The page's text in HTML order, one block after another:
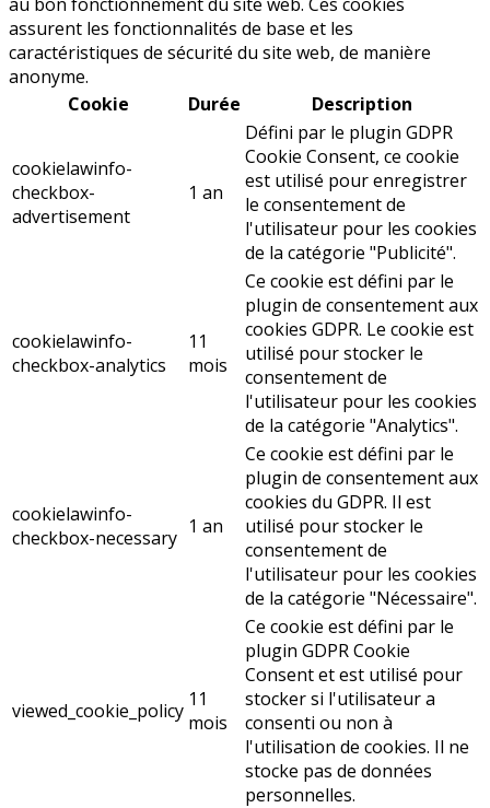
assurent les fonctionnalités de base et les
caractéristiques de sécurité du site web, de manière
anonyme.
Cookie
Durée Description
cookielawinfo-
checkbox-
advertisement
1 an
Défini par le plugin GDPR
Cookie Consent, ce cookie
est utilisé pour enregistrer
le consentement de
l'utilisateur pour les cookies
de la catégorie "Publicité".
cookielawinfo-
checkbox-analytics
11
mois
Ce cookie est défini par le
plugin de consentement aux
cookies GDPR. Le cookie est
utilisé pour stocker le
consentement de
l'utilisateur pour les cookies
de la catégorie "Analytics".
cookielawinfo-
checkbox-necessary 1 an
Ce cookie est défini par le
plugin de consentement aux
cookies du GDPR. Il est
utilisé pour stocker le
consentement de
l'utilisateur pour les cookies
de la catégorie "Nécessaire".
viewed_cookie_policy 11
mois
Ce cookie est défini par le
plugin GDPR Cookie
Consent et est utilisé pour
stocker si l'utilisateur a
consenti ou non à
l'utilisation de cookies. Il ne
stocke pas de données
personnelles.